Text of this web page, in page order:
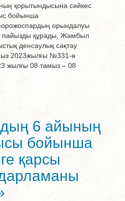
қорытындысына сәйкес
бойынша
орындалуы
пайызды құрады, Жамбыл
денсаулық сақтау
2023жылғы №331-ө
жылғы 08 тамыз – 08
6 айының
бойынша
қарсы